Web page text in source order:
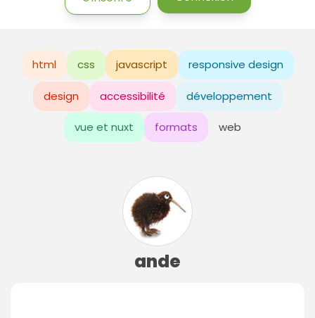
html css javascript responsive design
design accessibilité développement
vue et nuxt formats web
ande